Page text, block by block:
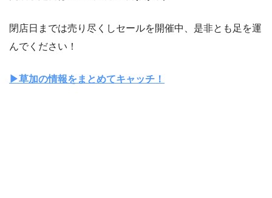
閉店日までは売り尽くしセールを開催中、是非とも足を運
んでください！
▶︎草加の情報をまとめてキャッチ！